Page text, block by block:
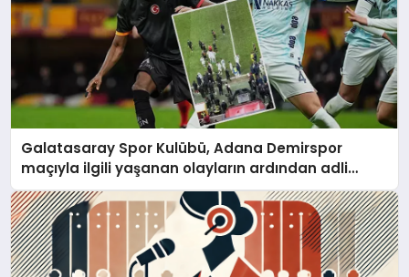
Galatasaray Spor Kulübü, Adana Demirspor
maçıyla ilgili yaşanan olayların ardından adli
mercilere başvuru yapıldığını duyurdu.